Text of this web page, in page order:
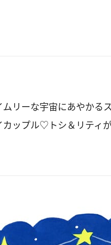
リーな宇宙にあやかる
ップル♡トシ＆リティ